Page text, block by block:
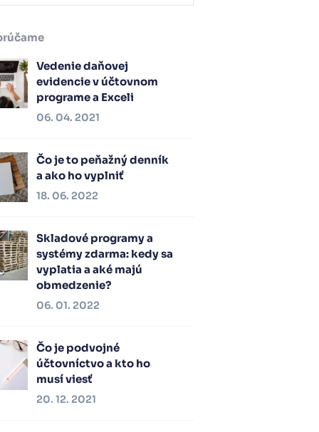
Vedenie daňovej
evidencie v účtovnom
programe a Exceli
06. 04. 2021
Čo je to peňažný denník
a ako ho vyplniť
18. 06. 2022
Skladové programy a
systémy zdarma: kedy sa
vyplatia a aké majú
obmedzenie?
06. 01. 2022
Čo je podvojné
účtovníctvo a kto ho
musí viesť
20. 12. 2021